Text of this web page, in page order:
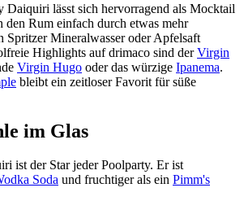
Daiquiri lässt sich hervorragend als Mocktail
den Rum einfach durch etwas mehr
Spritzer Mineralwasser oder Apfelsaft
Highlights auf drimaco sind derVirgin
Virgin Hugo oder das würzige Ipanema.
bleibt ein zeitloser Favorit für süße
im Glas
ist der Star jeder Poolparty. Er ist
Soda und fruchtiger als ein Pimm's